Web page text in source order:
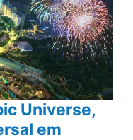
Universe,
em